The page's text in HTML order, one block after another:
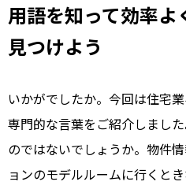
用語を知って効率よ
見つけよう
いかがでしたか。今回は住宅
専門的な言葉をご紹介しまし
のではないでしょうか。物件
ョンのモデルルームに行くと